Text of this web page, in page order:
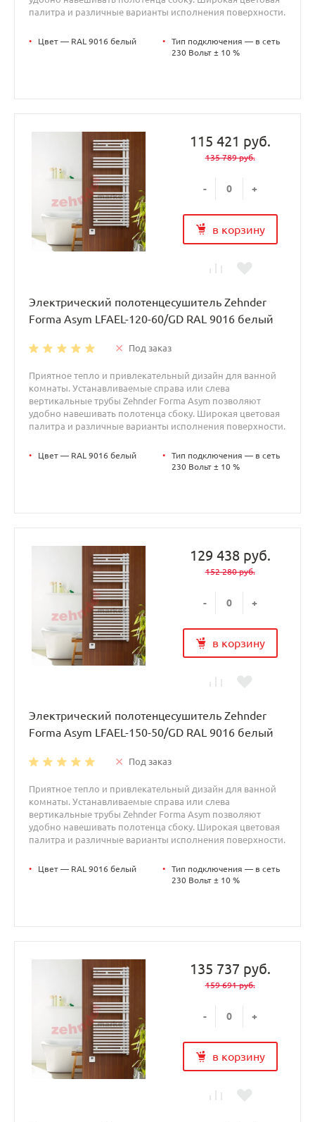
палитра и различные варианты исполнения поверхности.
• Цвет — RAL 9016 белый •
Тип подключения — в сеть
230 Вольт ± 10 %
115 421 руб.
135 789 руб.
- +
в корзину
Электрический полотенцесушитель Zehnder
Forma Asym LFAEL-120-60/GD RAL 9016 белый
Под заказ
Приятное тепло и привлекательный дизайн для ванной
комнаты. Устанавливаемые справа или слева
вертикальные трубы Zehnder Forma Asym позволяют
удобно навешивать полотенца сбоку. Широкая цветовая
палитра и различные варианты исполнения поверхности.
• Цвет — RAL 9016 белый •
Тип подключения — в сеть
230 Вольт ± 10 %
129 438 руб.
152 280 руб.
- +
в корзину
Электрический полотенцесушитель Zehnder
Forma Asym LFAEL-150-50/GD RAL 9016 белый
Под заказ
Приятное тепло и привлекательный дизайн для ванной
комнаты. Устанавливаемые справа или слева
вертикальные трубы Zehnder Forma Asym позволяют
удобно навешивать полотенца сбоку. Широкая цветовая
палитра и различные варианты исполнения поверхности.
• Цвет — RAL 9016 белый •
Тип подключения — в сеть
230 Вольт ± 10 %
135 737 руб.
159 691 руб.
- +
в корзину